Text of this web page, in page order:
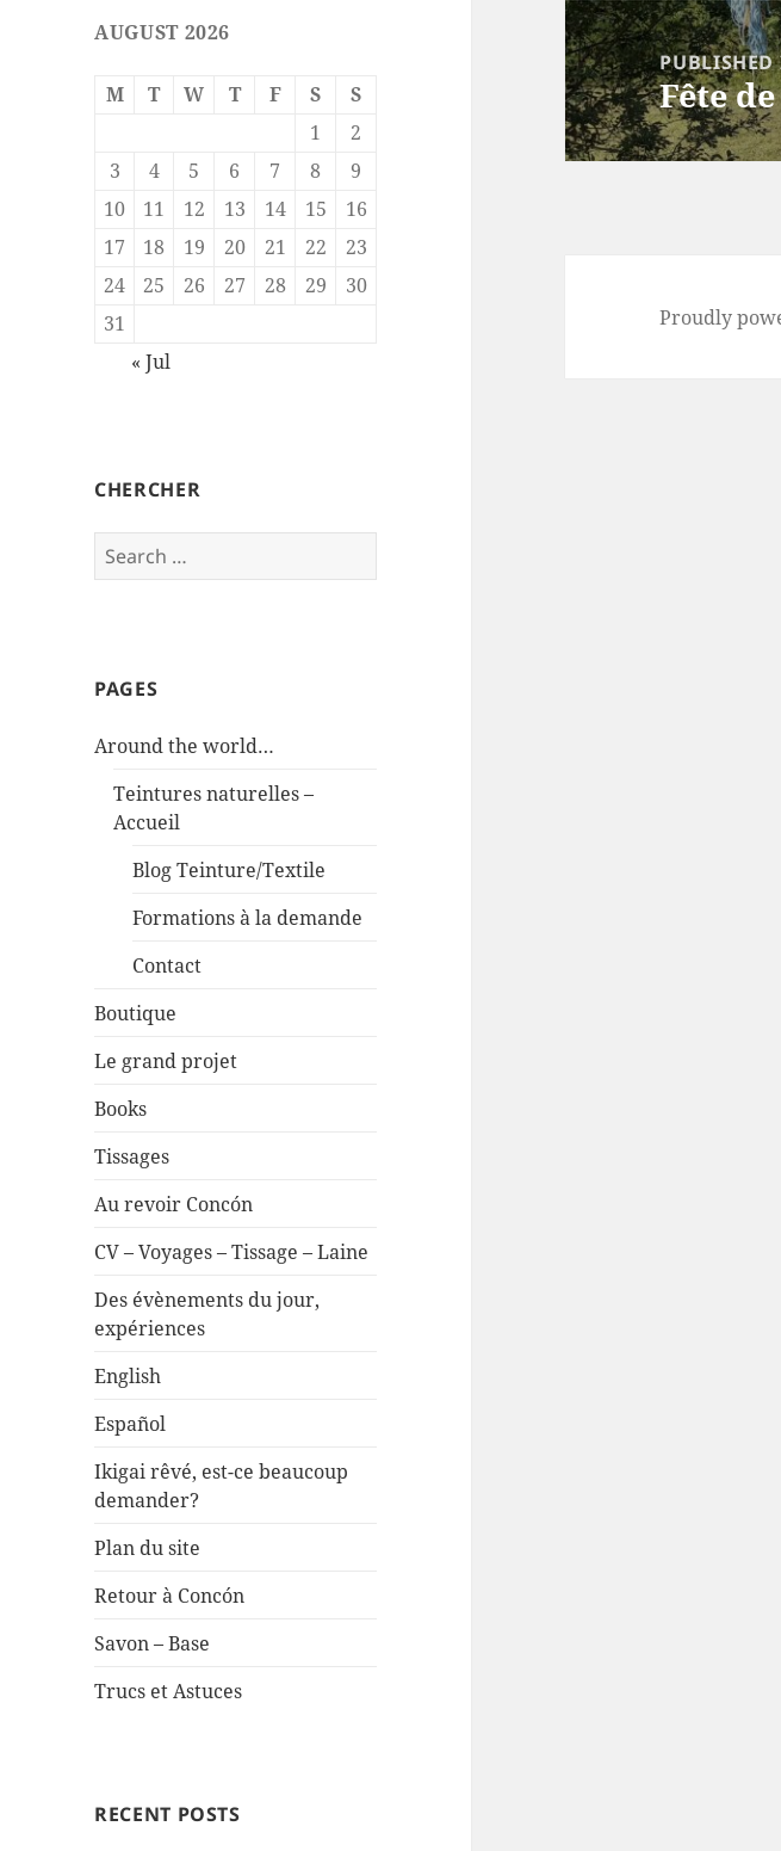
AUGUST 2026
M T W T F S
S
1
2
3
4 5 6 7 8
9
10
11 12 13 14 15
16
17
18 19 20 21 22
23
24
25 26 27 28 29
30
31
« Jul
CHERCHER
Search
for:
PAGES
Around the world…
Teintures naturelles –
Accueil
Blog Teinture/Textile
Formations à la demande
Contact
Boutique
Le grand projet
Books
Tissages
Au revoir Concón
CV – Voyages – Tissage – Laine
Des évènements du jour,
expériences
English
Español
Ikigai rêvé, est-ce beaucoup
demander?
Plan du site
Retour à Concón
Savon – Base
Trucs et Astuces
RECENT POSTS
Post
navigation
Fête
Proudly